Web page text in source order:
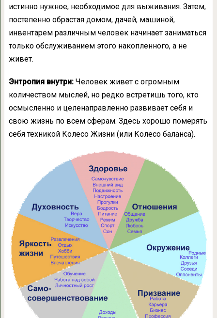
истинно нужное, необходимое для выживания. Затем,
постепенно обрастая домом, дачей, машиной,
инвентарем различным человек начинает заниматься
только обслуживанием этого накопленного, а не
живет.
Энтропия внутри:Человек живет с огромным
количеством мыслей, но редко встретишь того, кто
осмысленно и целенаправленно развивает себя и
свою жизнь по всем сферам. Здесь хорошо померять
себя техникой Колесо Жизни (или Колесо баланса).